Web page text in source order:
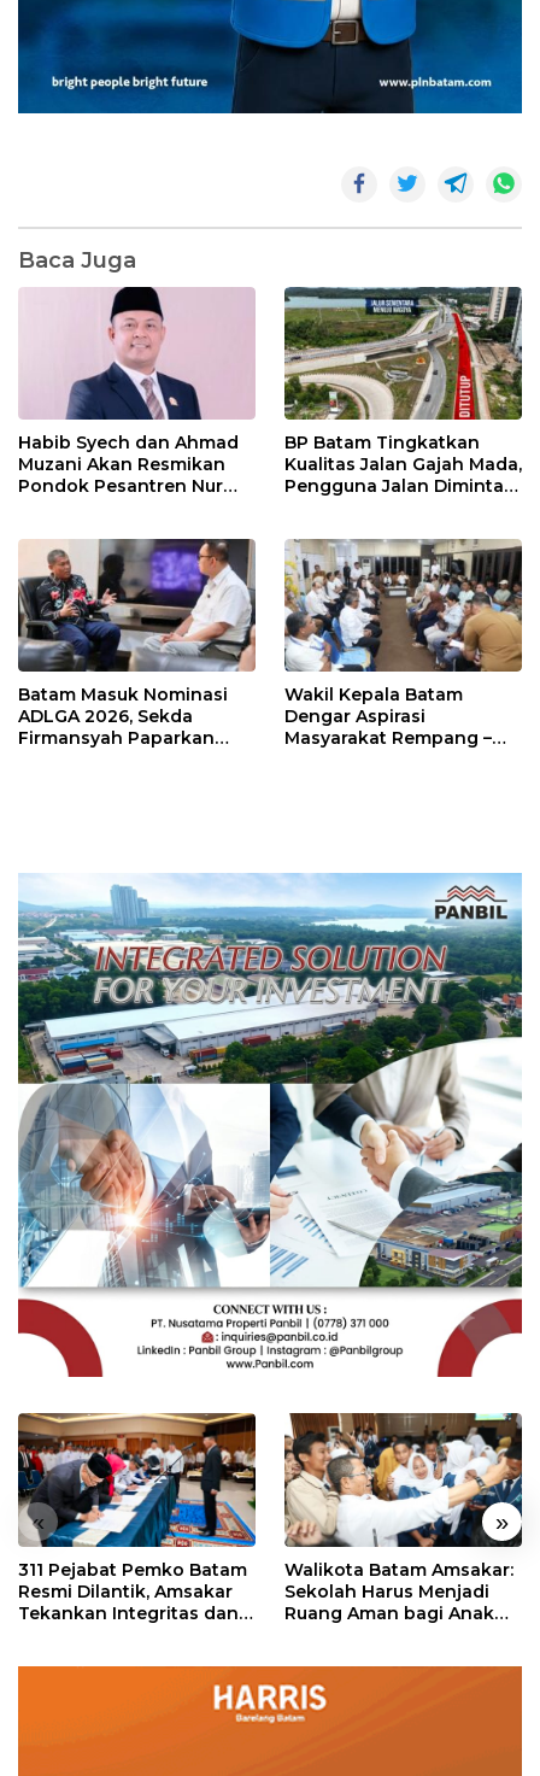
Baca Juga
Habib Syech dan Ahmad
Muzani Akan Resmikan
Pondok Pesantren Nur
BP Batam Tingkatkan
Kualitas Jalan Gajah Mada,
Pengguna Jalan Diminta
Batam Masuk Nominasi
ADLGA 2026, Sekda
Firmansyah Paparkan
Wakil Kepala Batam
Dengar Aspirasi
Masyarakat Rempang –
« »
311 Pejabat Pemko Batam
Resmi Dilantik, Amsakar
Tekankan Integritas dan
Walikota Batam Amsakar:
Sekolah Harus Menjadi
Ruang Aman bagi Anak